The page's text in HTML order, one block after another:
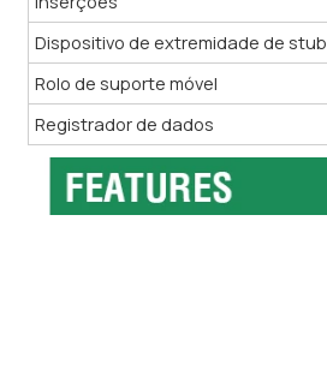
Dispositivo de extremidade de stub
Rolo de suporte móvel
Registrador de dados